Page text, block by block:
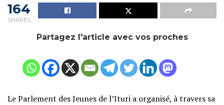
164
SHARES
Partagez l'article avec vos proches
Le Parlement des Jeunes de l’Ituri a organisé, à travers sa